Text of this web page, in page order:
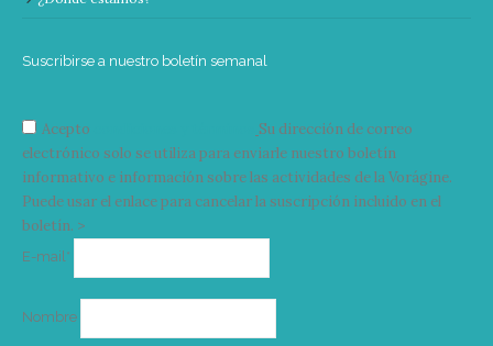
Suscribirse a nuestro boletín semanal
Acepto
Su dirección de correo
electrónico solo se utiliza para enviarle nuestro boletín
informativo e información sobre las actividades de la Vorágine.
Puede usar el enlace para cancelar la suscripción incluido en el
boletín. >
E-mail*
Nombre